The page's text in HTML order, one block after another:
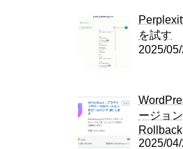
を試す
2025/
ージョ
Rollback
2025/